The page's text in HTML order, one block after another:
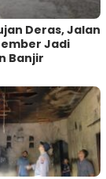
Deras, Jalan
Jadi
Banjir